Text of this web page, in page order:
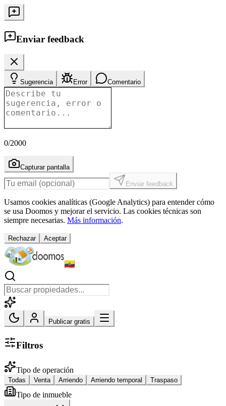
Enviar feedback
Sugerencia Error Comentario
0/2000
Capturar pantalla
Enviar feedback
Usamos cookies analíticas (Google Analytics) para entender cómo
se usa Doomos y mejorar el servicio. Las cookies técnicas son
siempre necesarias. Más información.
Rechazar Aceptar
Publicar gratis
Filtros
Tipo de operación
Todas Venta Arriendo Arriendo temporal Traspaso
Tipo de inmueble